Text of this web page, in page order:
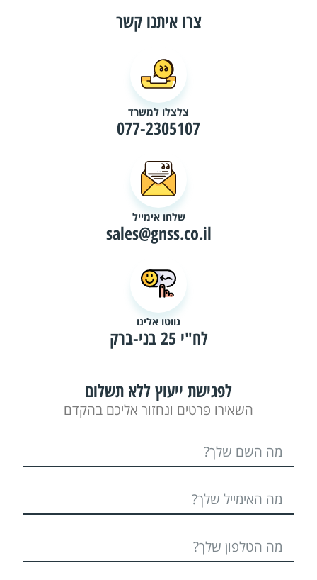
צרו איתנו קשר
צלצלו למשרד
077-2305107
שלחו אימייל
sales@gnss.co.il
נווטו אלינו
לח"י 25 בני-ברק
לפגישת ייעוץ ללא תשלום
השאירו פרטים ונחזור אליכם בהקדם